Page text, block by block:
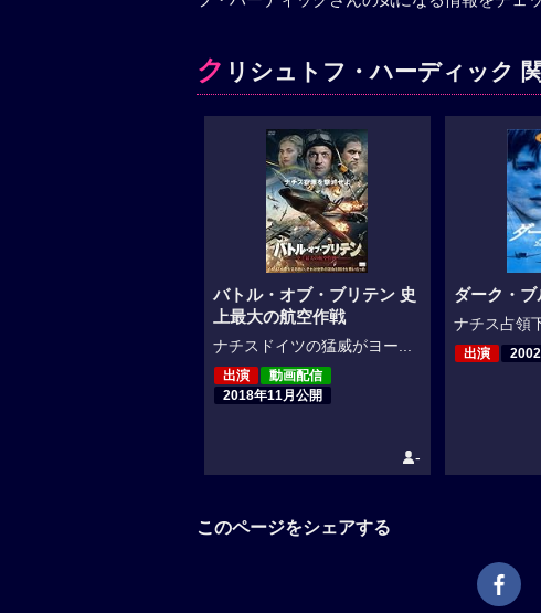
ク リシュトフ・ハーディック
バトル・オブ・ブリテン 史
上最大の航空作戦
ナチスドイツの猛威がヨー...
出演
動画配信
2018年11月公開
-
ダーク・ブ
ナチス占領
出演
このページをシェアする